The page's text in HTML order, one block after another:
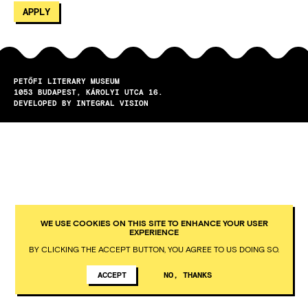
PETŐFI LITERARY MUSEUM
1053
BUDAPEST
KÁROLYI UTCA 16.
DEVELOPED BY INTEGRAL VISION
WE USE COOKIES ON THIS SITE TO ENHANCE YOUR USER
EXPERIENCE
BY CLICKING THE ACCEPT BUTTON, YOU AGREE TO US DOING SO.
ACCEPT NO, THANKS